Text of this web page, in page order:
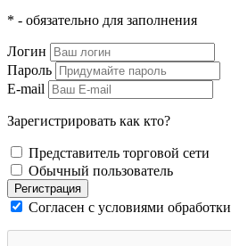
* - обязательно для заполнения
Логин
Пароль
E-mail
Зарегистрировать как кто?
Представитель торговой сети
Обычный пользователь
Регистрация
Согласен с условиями обработки